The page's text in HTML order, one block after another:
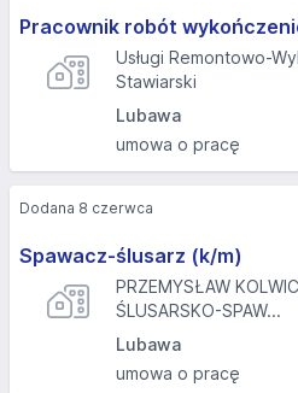
Pracownik robót
Usługi Remontowo-
Stawiarski
Lubawa
umowa o pracę
Spawacz-ślusarz (k/m)
PRZEMYSŁAW
ŚLUSARSKO-SPAW...
Lubawa
umowa o pracę
Dodana 8 czerwca